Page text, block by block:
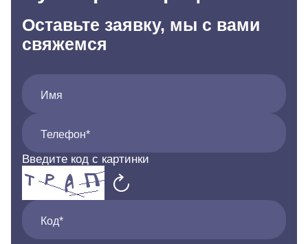
Оставьте заявку, мы с вами
свяжемся
Имя
Телефон*
Введите код с картинки
Код*